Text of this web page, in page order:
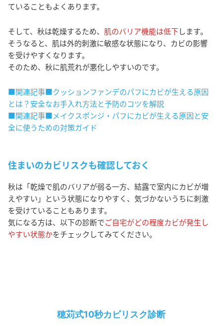
ていることもよくあります。
そして、秋は乾燥するため、 肌のバリア機能は低下します。
そうなると、肌は外的刺激に敏感な状態になり、カビの影響
を受けやすくなります。
そのため、秋に肌荒れが悪化しやすいのです。
■関連記事■クッションファンデのパフにカビが生える原因
とは？安全なお手入れ方法と予防のコツを解説
■関連記事■メイクスポンジ・パフにカビが生える原因と安
全に使うための対策ガイド
住まいのカビリスクも確認しておく
秋は「乾燥で肌のバリアが弱る一方、結露で室内にカビが増
えやすい」という状態になりやすく、気づかないうちに刺激
を受けていることもあります。
気になる方は、以下の診断でご自宅がどの程度カビが発生し
やすい状態かをチェックしてみてください。
穂苅式10秒カビリスク診断